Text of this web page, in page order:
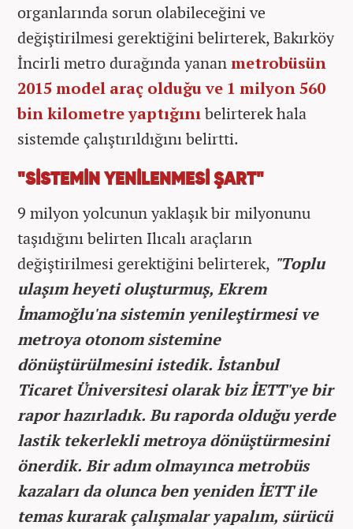
organlarında sorun olabileceğini ve
değiştirilmesi gerektiğini belirterek, Bakırköy
İncirli metro durağında yananmetrobüsün
2015 model araç olduğu ve 1 milyon 560
bin kilometre yaptığınıbelirterek hala
sistemde çalıştırıldığını belirtti.
"SİSTEMİN YENİLENMESİ ŞART"
9 milyon yolcunun yaklaşık bir milyonunu
taşıdığını belirten Ilıcalı araçların
değiştirilmesi gerektiğini belirterek, "Toplu
ulaşım heyeti oluşturmuş, Ekrem
İmamoğlu'na sistemin yenileştirmesi ve
metroya otonom sistemine
dönüştürülmesini istedik. İstanbul
Ticaret Üniversitesi olarak biz İETT'ye bir
rapor hazırladık. Bu raporda olduğu yerde
lastik tekerlekli metroya dönüştürmesini
önerdik. Bir adım olmayınca metrobüs
kazaları da olunca ben yeniden İETT ile
temas kurarak çalışmalar yapalım, sürücü